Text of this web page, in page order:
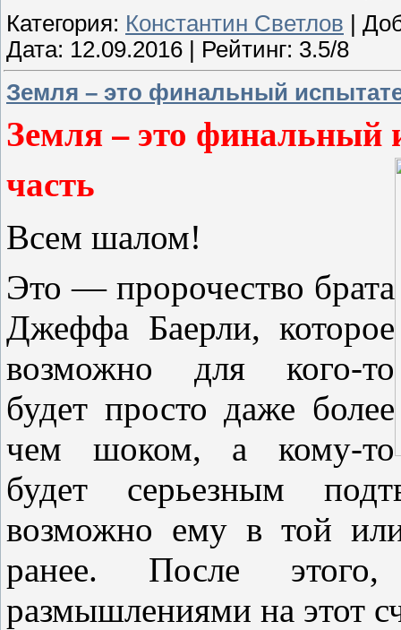
Категория: Константин Светлов |
Дата: 12.09.2016 | Рейтинг: 3.5/8
Земля – это финальный
Земля – это финальный
часть
Всем шалом!
Это — пророчество брата
Джеффа Баерли, которое
возможно для кого-то
будет просто даже более
чем шоком, а кому-то
будет серьезным
возможно ему в той
ранее. После
размышлениями на этот